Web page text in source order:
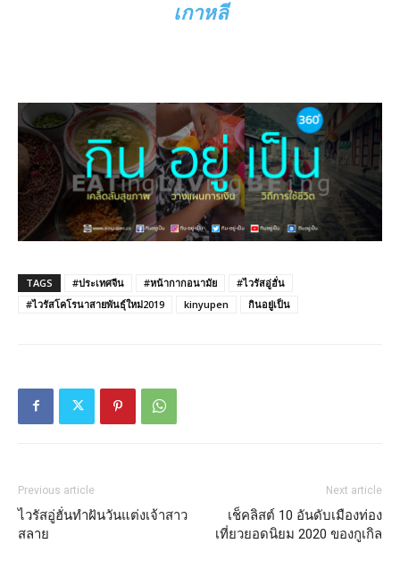
เกาหลี
TAGS #ประเทศจีน #หน้ากากอนามัย
#ไวรัสอู่ฮั่น
#ไวรัสโคโรนาสายพันธุ์ใหม่2019
kinyupen กินอยู่เป็น
Previous article
ไวรัสอู่ฮั่นทำฝันวันแต่งเจ้าสาว
สลาย
Next article
เช็คลิสต์ 10 อันดับเมืองท่อง
เที่ยวยอดนิยม 2020 ของกูเกิล